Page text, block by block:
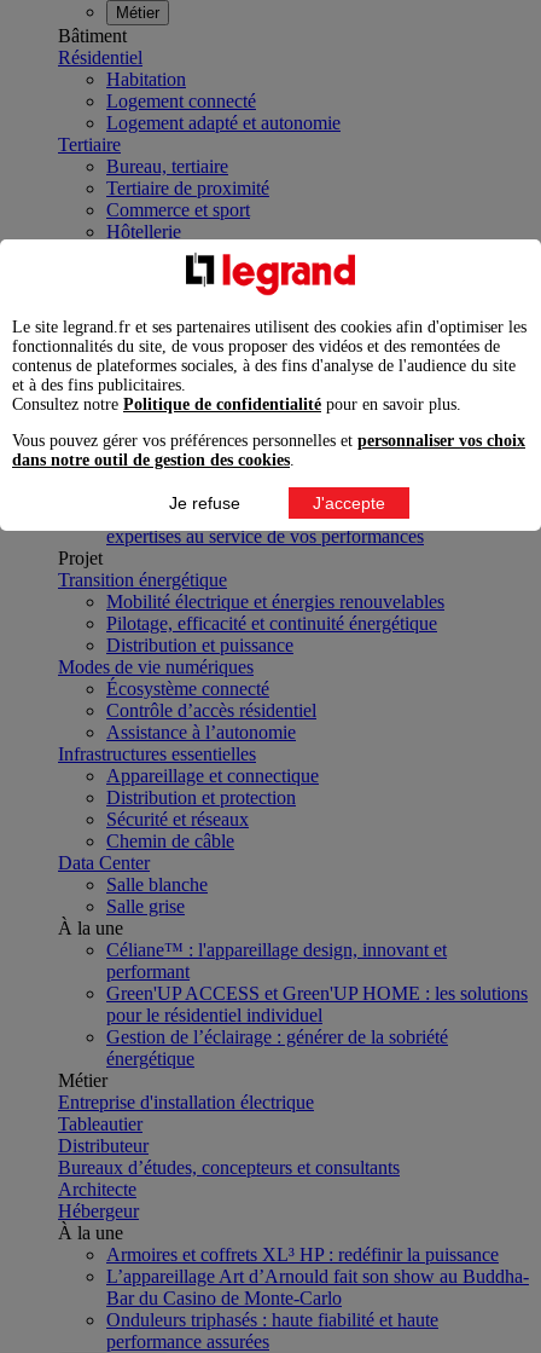
Métier
Bâtiment
Résidentiel
Habitation
Logement connecté
Logement adapté et autonomie
Tertiaire
Bureau, tertiaire
Tertiaire de proximité
Commerce et sport
Hôtellerie
Mobilier de bureau, lieux de vie
Établissement de santé
Infrastructures et industries
Data Center
Industrie
Infrastructures
Contrôler et planifier le fonctionnement des appareils
électriques avec le contacteur connecté
Répartir et optimiser son tableau électrique
Legrand Data Center Solutions : concentrer les
expertises au service de vos performances
Projet
Transition énergétique
Mobilité électrique et énergies renouvelables
Pilotage, efficacité et continuité énergétique
Distribution et puissance
Modes de vie numériques
Écosystème connecté
Contrôle d’accès résidentiel
Assistance à l’autonomie
Infrastructures essentielles
Appareillage et connectique
Distribution et protection
Sécurité et réseaux
Chemin de câble
Data Center
Salle blanche
Salle grise
À la une
Céliane™ : l'appareillage design, innovant et
performant
Green'UP ACCESS et Green'UP HOME : les solutions
pour le résidentiel individuel
Gestion de l’éclairage : générer de la sobriété
énergétique
Métier
Entreprise d'installation électrique
Tableautier
Distributeur
Bureaux d’études, concepteurs et consultants
Architecte
Hébergeur
À la une
Armoires et coffrets XL³ HP : redéfinir la puissance
L’appareillage Art d’Arnould fait son show au Buddha-
Bar du Casino de Monte-Carlo
Onduleurs triphasés : haute fiabilité et haute
performance assurées
Le site legrand.fr et ses partenaires utilisent des cookies afin d'optimiser les
fonctionnalités du site, de vous proposer des vidéos et des remontées de
contenus de plateformes sociales, à des fins d'analyse de l'audience du site
et à des fins publicitaires.
Consultez notre Politique de confidentialité pour en savoir plus.
Vous pouvez gérer vos préférences personnelles et personnaliser vos choix
dans notre outil de gestion des cookies
Je refuse J'accepte